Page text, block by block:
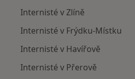
Internisté v Zlíně
Internisté v Frýdku-Místku
Internisté v Havířově
Internisté v Přerově